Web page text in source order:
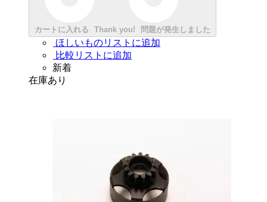
カートに入れる Thank you! 問題が発生しました
ほしいものリストに追加
比較リストに追加
新着
在庫あり